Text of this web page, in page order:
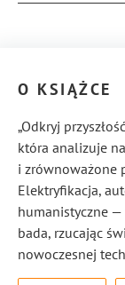
O KSIĄŻCE
„Odkryj
która analizuje
i zrównoważone
Elektryfikacja,
humanistyczne
bada, rzucając
nowoczesnej